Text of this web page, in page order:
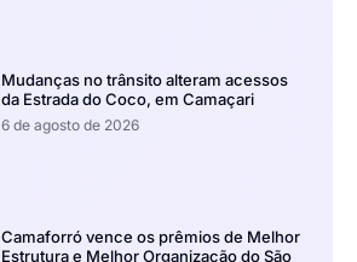
Mudanças no trânsito alteram acessos
da Estrada do Coco, em Camaçari
6 de agosto de 2026
Camaforró vence os prêmios de Melhor
Estrutura e Melhor Organização do São